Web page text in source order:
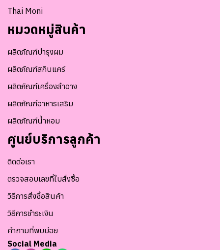
Thai Moni
หมวดหมู่สินค้า
ผลิตภัณฑ์บำรุงผม
ผลิตภัณฑ์สกินแคร์
ผลิตภัณฑ์เครื่องสำอาง
ผลิตภัณฑ์อาหารเสริม
ผลิตภัณฑ์น้ำหอม
ศูนย์บริการลูกค้า
ติดต่อเรา
ตรวจสอบเลขที่ใบสั่งซื้อ
วิธีการสั่งซื้อสินค้า
วิธีการชำระเงิน
คำถามที่พบบ่อย
Social Media